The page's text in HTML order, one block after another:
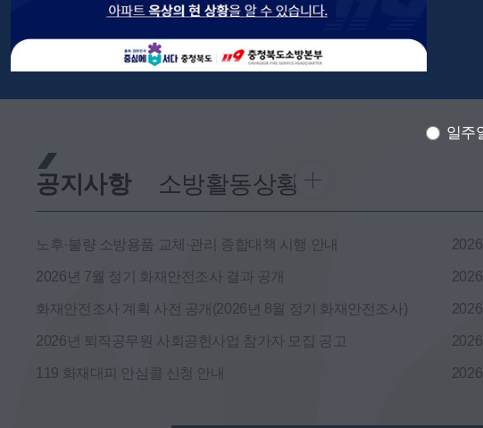
일주
지금
우리소방서는?
공지사항
노후·불량 소방용품 교체·관리 종합대책 시행 안내
2026년 7월 정기 화재안전조사 결과 공개
화재안전조사 계획 사전 공개(2026년 8월 정기 화재안전조사)
2026년 퇴직공무원 사회공헌사업 참가자 모집 공고
119 화재대피 안심콜 신청 안내
소방활동상황